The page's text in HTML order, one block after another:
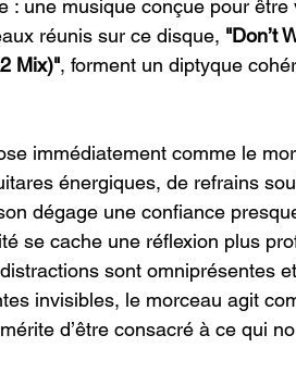
une musique conçue pour être
réunis sur ce disque, "Don’t
Mix)", forment un diptyque
immédiatement comme le
énergiques, de refrains
dégage une confiance
se cache une réflexion plus
sont omniprésentes
invisibles, le morceau agit
d’être consacré à ce qui